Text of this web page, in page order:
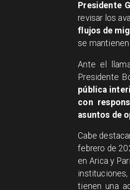
Presidente
revisar los
flujos de
se
Ante el
Presidente
pública
con
asuntos de
Cabe
febrero de
en Arica y
tienen una